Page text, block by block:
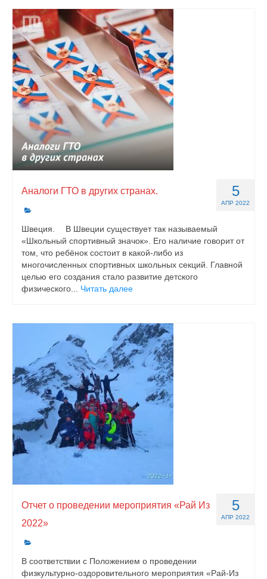
5
АПР 2022
Аналоги ГТО в других странах.
Швеция. ⠀ В Швеции существует так называемый
«Школьный спортивный значок». Его наличие говорит от
том, что ребёнок состоит в какой-либо из
многочисленных спортивных школьных секций. Главной
целью его создания стало развитие детского
физического... Читать далее
5
АПР 2022
Отчет о проведении мероприятия «Рай Из
2022»
В соответствии с Положением о проведении
физкультурно-оздоровительного мероприятия «Рай-Из